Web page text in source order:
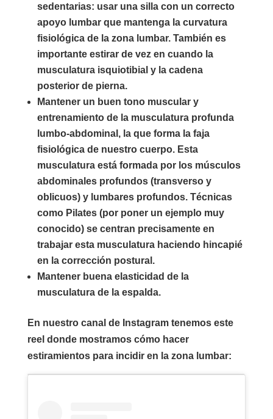
sedentarias: usar una silla con un correcto
apoyo lumbar que mantenga la curvatura
fisiológica de la zona lumbar. También es
importante estirar de vez en cuando la
musculatura isquiotibial y la cadena
posterior de pierna.
Mantener un buen tono muscular y
entrenamiento de la musculatura profunda
lumbo-abdominal, la que forma la faja
fisiológica de nuestro cuerpo. Esta
musculatura está formada por los músculos
abdominales profundos (transverso y
oblicuos) y lumbares profundos. Técnicas
como Pilates (por poner un ejemplo muy
conocido) se centran precisamente en
trabajar esta musculatura haciendo hincapié
en la corrección postural.
Mantener buena elasticidad de la
musculatura de la espalda.
En nuestro canal de Instagram tenemos este
reel donde mostramos cómo hacer
estiramientos para incidir en la zona lumbar: